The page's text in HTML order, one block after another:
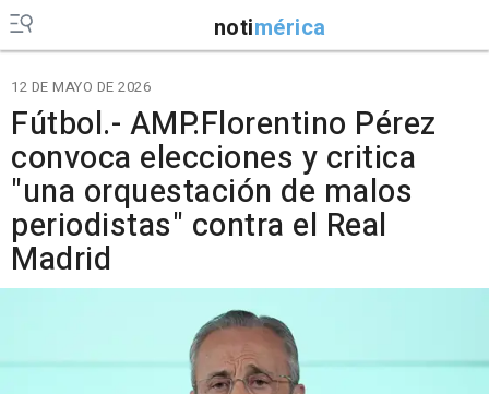
notimérica
12 DE MAYO DE 2026
Fútbol.- AMP.Florentino Pérez
convoca elecciones y critica
"una orquestación de malos
periodistas" contra el Real
Madrid